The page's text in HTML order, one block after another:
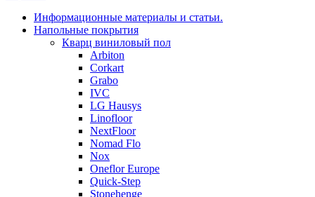
Информационные материалы и статьи.
Напольные покрытия
Кварц виниловый пол
Arbiton
Corkart
Grabo
IVC
LG Hausys
Linofloor
NextFloor
Nomad Flo
Nox
Oneflor Europe
Quick-Step
Stonehenge